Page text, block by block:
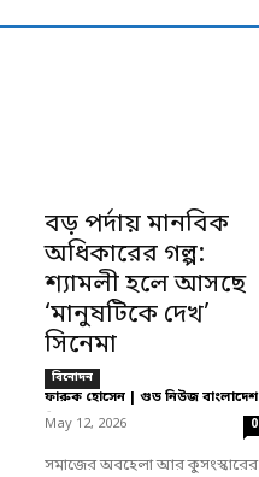
বড় পর্দায় মানবিক
অধিকারের গল্প:
শ্যামলী হলে আসছে
‘মানুষটিকে দেখ’
সিনেমা
বিনোদন
ফারুক হোসেন | গুড নিউজ বাংলাদেশ
-
May 12, 2026 0
সমাজের অবহেলা আর কুসংস্কারের